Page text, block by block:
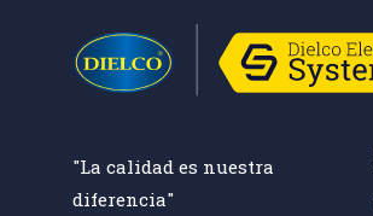
"La calidad es nuestra
diferencia"